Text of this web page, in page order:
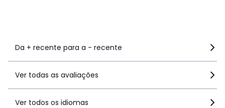
Da + recente para a - recente
Ver todas as avaliações
Ver todos os idiomas